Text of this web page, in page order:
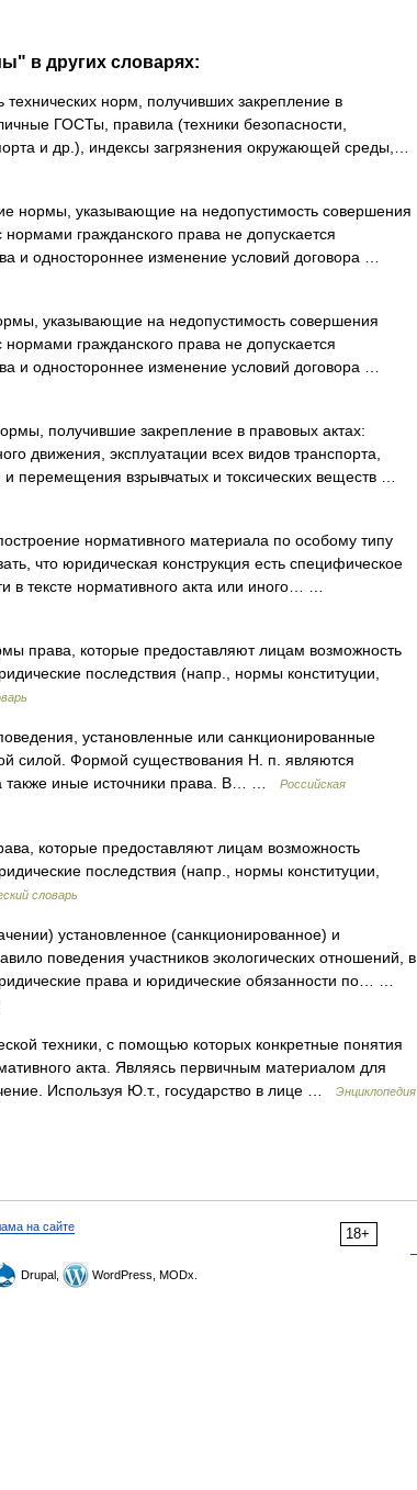
в других словарях:
технических норм, получивших закрепление в
ГОСТы, правила (техники безопасности,
и др.), индексы загрязнения окружающей среды,…
нормы, указывающие на недопустимость совершения
гражданского права не допускается
и одностороннее изменение условий договора …
указывающие на недопустимость совершения
гражданского права не допускается
и одностороннее изменение условий договора …
получившие закрепление в правовых актах:
движения, эксплуатации всех видов транспорта,
перемещения взрывчатых и токсических веществ …
нормативного материала по особому типу
что юридическая конструкция есть специфическое
в тексте нормативного акта или иного… …
права, которые предоставляют лицам возможность
последствия (напр., нормы конституции,
установленные или санкционированные
силой. Формой существования Н. п. являются
также иные источники права. В… …
Российская
которые предоставляют лицам возможность
последствия (напр., нормы конституции,
словарь
установленное (санкционированное) и
поведения участников экологических отношений, в
права и юридические обязанности по… …
техники, с помощью которых конкретные понятия
акта. Являясь первичным материалом для
Используя Ю.т., государство в лице …
Энциклопедия
18+
на сайте
Drupal, WordPress, MODx.